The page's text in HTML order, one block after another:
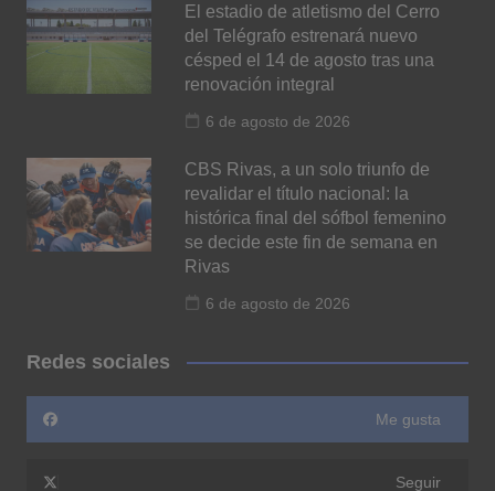
El estadio de atletismo del Cerro
del Telégrafo estrenará nuevo
césped el 14 de agosto tras una
renovación integral
6 de agosto de 2026
CBS Rivas, a un solo triunfo de
revalidar el título nacional: la
histórica final del sófbol femenino
se decide este fin de semana en
Rivas
6 de agosto de 2026
Redes sociales
Me gusta
Seguir